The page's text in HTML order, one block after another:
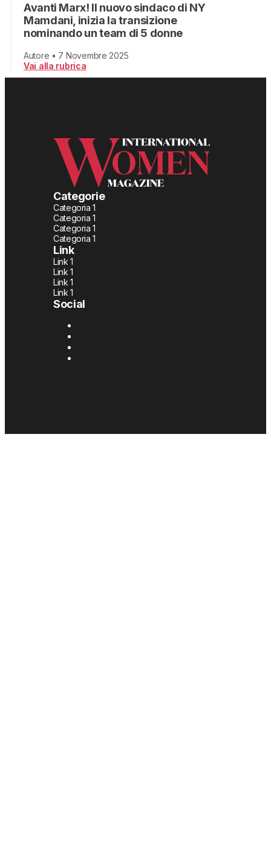
Avanti Marx! Il nuovo sindaco di NY
Mamdani, inizia la transizione
nominando un team di 5 donne
Autore • 7 Novembre 2025
Vai alla rubrica
Categorie
Categoria 1
Categoria 1
Categoria 1
Categoria 1
Link
Link 1
Link 1
Link 1
Link 1
Social